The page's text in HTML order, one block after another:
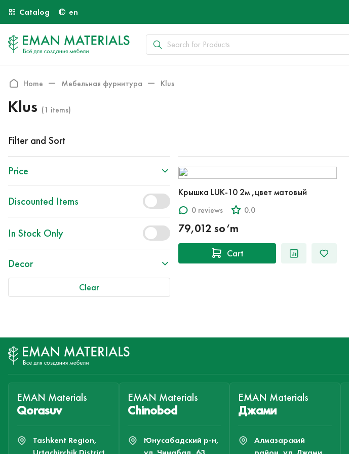
Catalog en
Home Мебельная фурнитура Klus
Klus (1 items)
Filter and Sort
Price
Discounted Items
In Stock Only
Decor
Clear
Крышка LUK-10 2м ,цвет матовый
0 reviews 0.0
79,012 so‘m
Cart
EMAN Materials
Qorasuv
Tashkent Region,
EMAN Materials
Chinobod
Юнусабадский р-н,
EMAN Materials
Джами
Алмазарский